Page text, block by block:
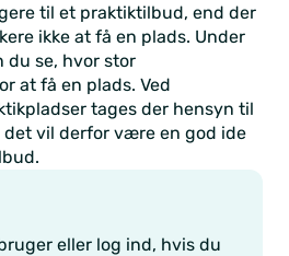
til et praktiktilbud, end der
ikke at få en plads. Under
du se, hvor stor
at få en plads. Ved
tages der hensyn til
vil derfor være en god ide
eller log ind, hvis du